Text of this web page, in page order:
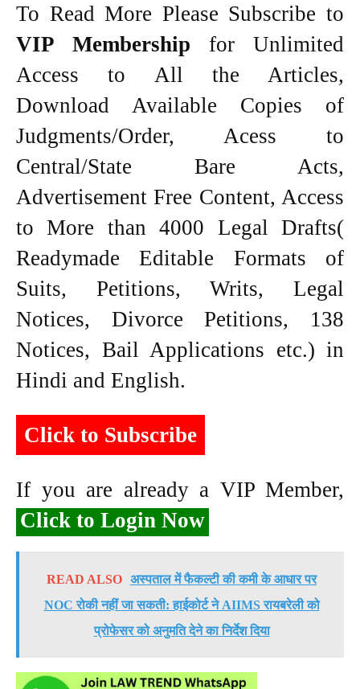
To Read More Please Subscribe to
VIP Membership for Unlimited
Access to All the Articles,
Download Available Copies of
Judgments/Order, Acess to
Central/State Bare Acts,
Advertisement Free Content, Access
to More than 4000 Legal Drafts(
Readymade Editable Formats of
Suits, Petitions, Writs, Legal
Notices, Divorce Petitions, 138
Notices, Bail Applications etc.) in
Hindi and English.
Click to Subscribe
If you are already a VIP Member,
Click to Login Now
READ ALSO अस्पताल में फैकल्टी की कमी के आधार पर
NOC रोकी नहीं जा सकती: हाईकोर्ट ने AIIMS रायबरेली को
प्रोफेसर को अनुमति देने का निर्देश दिया